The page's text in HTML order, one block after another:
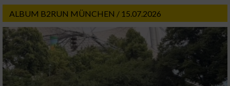
ALBUM B2RUN MÜNCHEN / 15.07.2026